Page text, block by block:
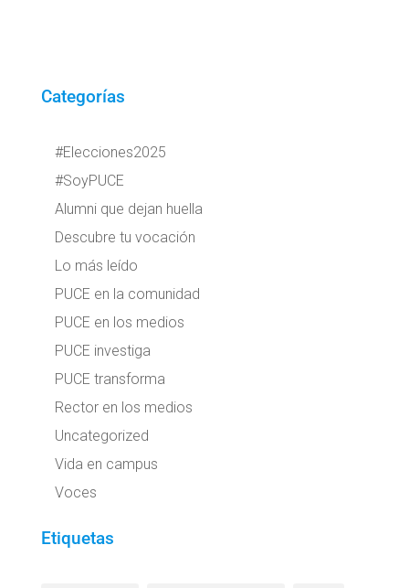
Categorías
#Elecciones2025
#SoyPUCE
Alumni que dejan huella
Descubre tu vocación
Lo más leído
PUCE en la comunidad
PUCE en los medios
PUCE investiga
PUCE transforma
Rector en los medios
Uncategorized
Vida en campus
Voces
Etiquetas